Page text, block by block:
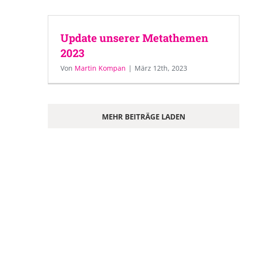
Update unserer Metathemen
2023
Von Martin Kompan | März 12th, 2023
MEHR BEITRÄGE LADEN